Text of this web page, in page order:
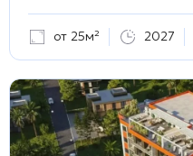
от 25м² 2027